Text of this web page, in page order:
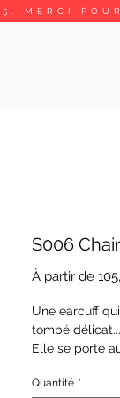
MERCI
S006
À partir de
Une earcuff
tombé délicat...
Elle se porte
Elle est
Quantité *